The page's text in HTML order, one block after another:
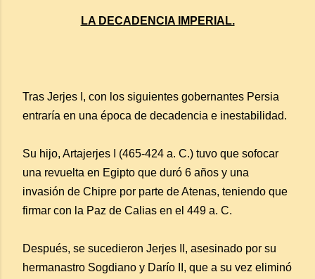
LA DECADENCIA IMPERIAL.
Tras Jerjes I, con los siguientes gobernantes Persia
entraría en una época de decadencia e inestabilidad.
Su hijo, Artajerjes I (465-424 a. C.) tuvo que sofocar
una revuelta en Egipto que duró 6 años y una
invasión de Chipre por parte de Atenas, teniendo que
firmar con la Paz de Calias en el 449 a. C.
Después, se sucedieron Jerjes II, asesinado por su
hermanastro Sogdiano y Darío II, que a su vez eliminó